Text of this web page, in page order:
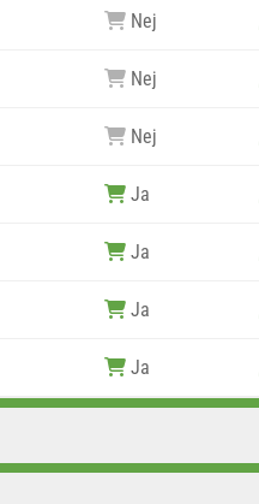
Nej
Nej
Nej
Ja
Ja
Ja
Ja